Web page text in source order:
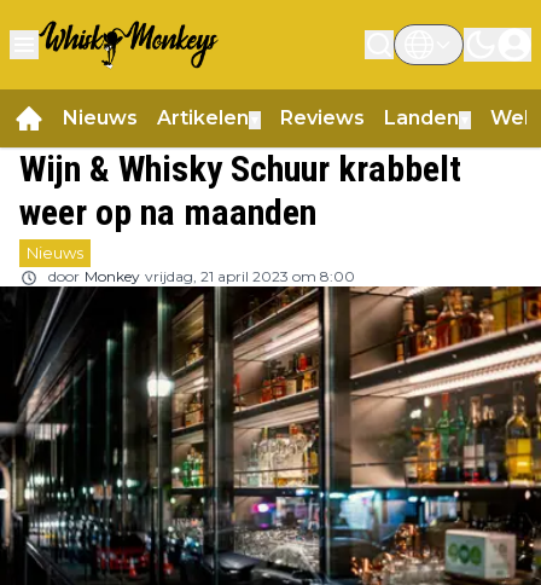
Nieuws Artikelen Reviews Landen
Wijn & Whisky Schuur krabbelt
weer op na maanden
Nieuws
door Monkey vrijdag, 21 april 2023 om 8:00